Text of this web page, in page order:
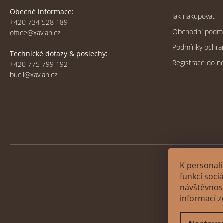
K
funkcí
informací
Obecné informace:
+420 734 528 189
office@xavian.cz
Technické dotazy & poslechy:
+420 775 799 192
bucil@xavian.cz
Jak nakupovat
Obchodní
Podmínky
Registrace do